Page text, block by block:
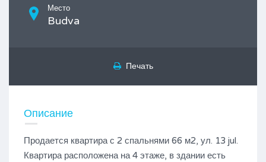
Место
Budva
Печать
Описание
Продается квартира с 2 спальнями 66 м2, ул. 13 jul.
Квартира расположена на 4 этаже, в здании есть